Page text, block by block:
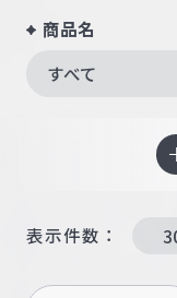
商品名
すべて
表示件数：